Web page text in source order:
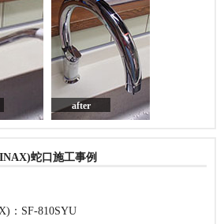
after
蛇口施工事例
：SF-810SYU